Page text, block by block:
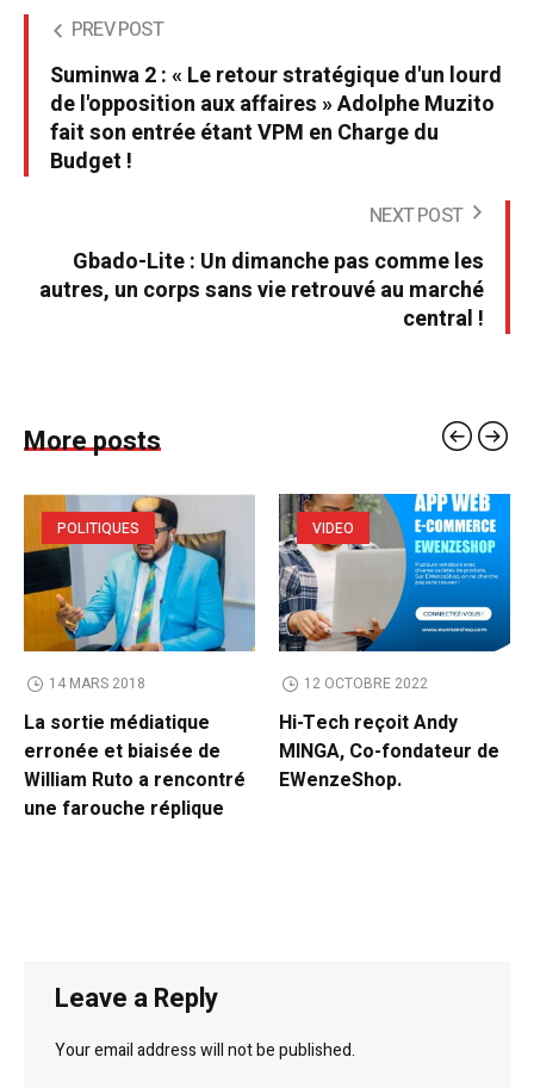
PREV POST
Suminwa 2 : « Le retour stratégique d'un lourd
de l'opposition aux affaires » Adolphe Muzito
fait son entrée étant VPM en Charge du
Budget !
NEXT POST
Gbado-Lite : Un dimanche pas comme les
autres, un corps sans vie retrouvé au marché
central !
More posts
POLITIQUES
14 MARS 2018
La sortie médiatique
erronée et biaisée de
William Ruto a rencontré
une farouche réplique
VIDEO
12 OCTOBRE 2022
Hi-Tech reçoit Andy
MINGA, Co-fondateur de
EWenzeShop.
Leave a Reply
Your email address will not be published.